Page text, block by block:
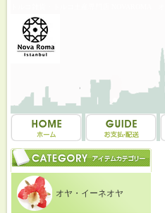
オヤ・イーネオヤ